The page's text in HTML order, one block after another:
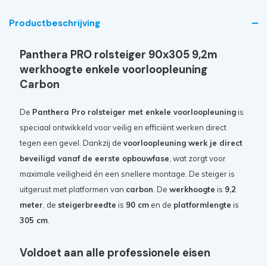
Productbeschrijving
Panthera PRO rolsteiger 90x305 9,2m
werkhoogte enkele voorloopleuning
Carbon
De Panthera Pro rolsteiger met enkele voorloopleuningis
speciaal ontwikkeld voor veilig en efficiënt werken direct
tegen een gevel. Dankzij de voorloopleuning werk je direct
beveiligd vanaf de eerste opbouwfase , wat zorgt voor
maximale veiligheid én een snellere montage. De steiger is
uitgerust met platformen van carbon . De werkhoogte is 9,2
meter , de steigerbreedte is 90 cmen de platformlengte is
305 cm.
Voldoet aan alle professionele eisen